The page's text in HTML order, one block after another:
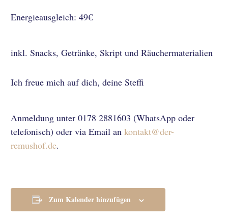
Energieausgleich: 49€
inkl. Snacks, Getränke, Skript und Räuchermaterialien
Ich freue mich auf dich, deine Steffi
Anmeldung unter 0178 2881603 (WhatsApp oder
telefonisch) oder via Email an kontakt@der-
remushof.de.
Zum Kalender hinzufügen